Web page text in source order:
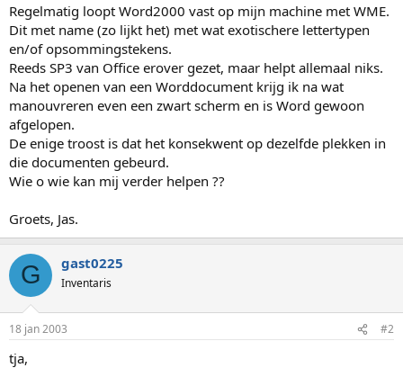
t
e
r
Regelmatig loopt Word2000 vast op mijn machine met WME.
Dit met name (zo lijkt het) met wat exotischere lettertypen
en/of opsommingstekens.
Reeds SP3 van Office erover gezet, maar helpt allemaal niks.
Na het openen van een Worddocument krijg ik na wat
manouvreren even een zwart scherm en is Word gewoon
afgelopen.
De enige troost is dat het konsekwent op dezelfde plekken in
die documenten gebeurd.
Wie o wie kan mij verder helpen ??
Groets, Jas.
G gast0225
Inventaris
18 jan 2003 #2
tja,